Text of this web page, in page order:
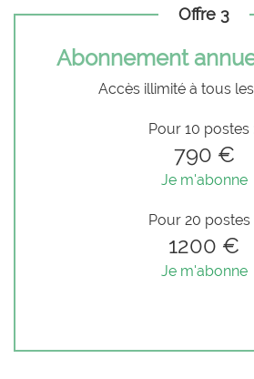
Offre 3
Abonnement
Accès illimité à tous
Pour 10 postes :
790 €
Je m'abonne
Pour 20 postes
1200 €
Je m'abonne